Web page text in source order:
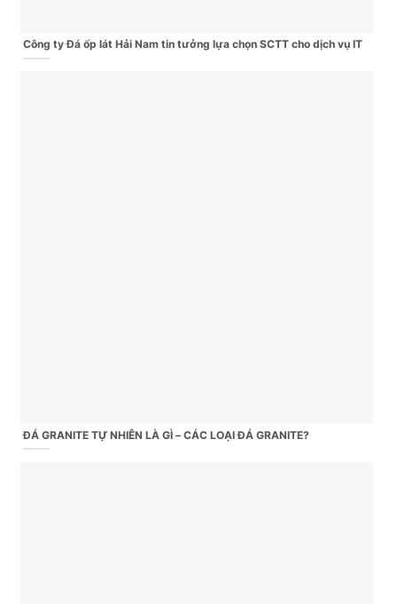
Công ty Đá ốp lát Hải Nam tin tưởng lựa chọn SCTT cho dịch vụ IT
ĐÁ GRANITE TỰ NHIÊN LÀ GÌ – CÁC LOẠI ĐÁ GRANITE?